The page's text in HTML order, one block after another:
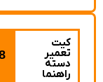
تعمیر
دسته
راهنما
1208